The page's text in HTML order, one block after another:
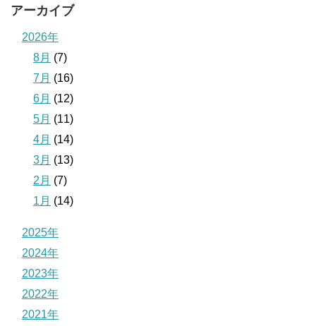
アーカイブ
2026年
8月 (7)
7月 (16)
6月 (12)
5月 (11)
4月 (14)
3月 (13)
2月 (7)
1月 (14)
2025年
2024年
2023年
2022年
2021年